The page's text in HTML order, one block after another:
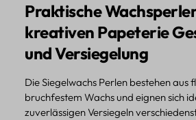
Praktische
kreativen Papeterie
und Versiegelung
Die Siegelwachs Perlen bestehen aus
bruchfestem Wachs und eignen sich
zuverlässigen Versiegeln